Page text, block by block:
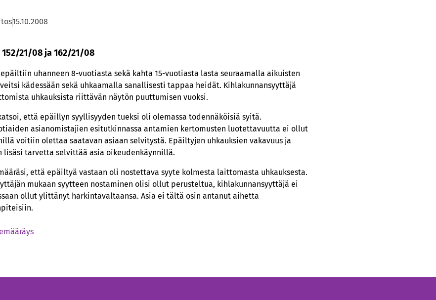
15.10.2008
21/08 ja 162/21/08
uhanneen 8-vuotiasta sekä kahta 15-vuotiasta lasta seuraamalla aikuisten
kädessään sekä uhkaamalla sanallisesti tappaa heidät. Kihlakunnansyyttäjä
uhkauksista riittävän näytön puuttumisen vuoksi.
että epäillyn syyllisyyden tueksi oli olemassa todennäköisiä syitä.
asianomistajien esitutkinnassa antamien kertomusten luotettavuutta ei ollut
voitiin olettaa saatavan asiaan selvitystä. Epäiltyjen uhkauksien vakavuus ja
tarvetta selvittää asia oikeudenkäynnillä.
että epäiltyä vastaan oli nostettava syyte kolmesta laittomasta uhkauksesta.
mukaan syytteen nostaminen olisi ollut perusteltua, kihlakunnansyyttäjä ei
ollut ylittänyt harkintavaltaansa. Asia ei tältä osin antanut aihetta